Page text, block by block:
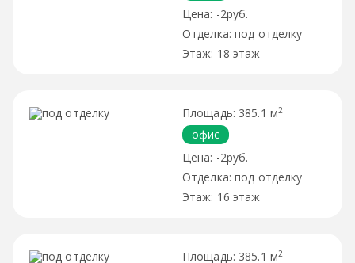
-2руб.
под отделку
18 этаж
385.1 м2
офис
-2руб.
под отделку
16 этаж
385.1 м2